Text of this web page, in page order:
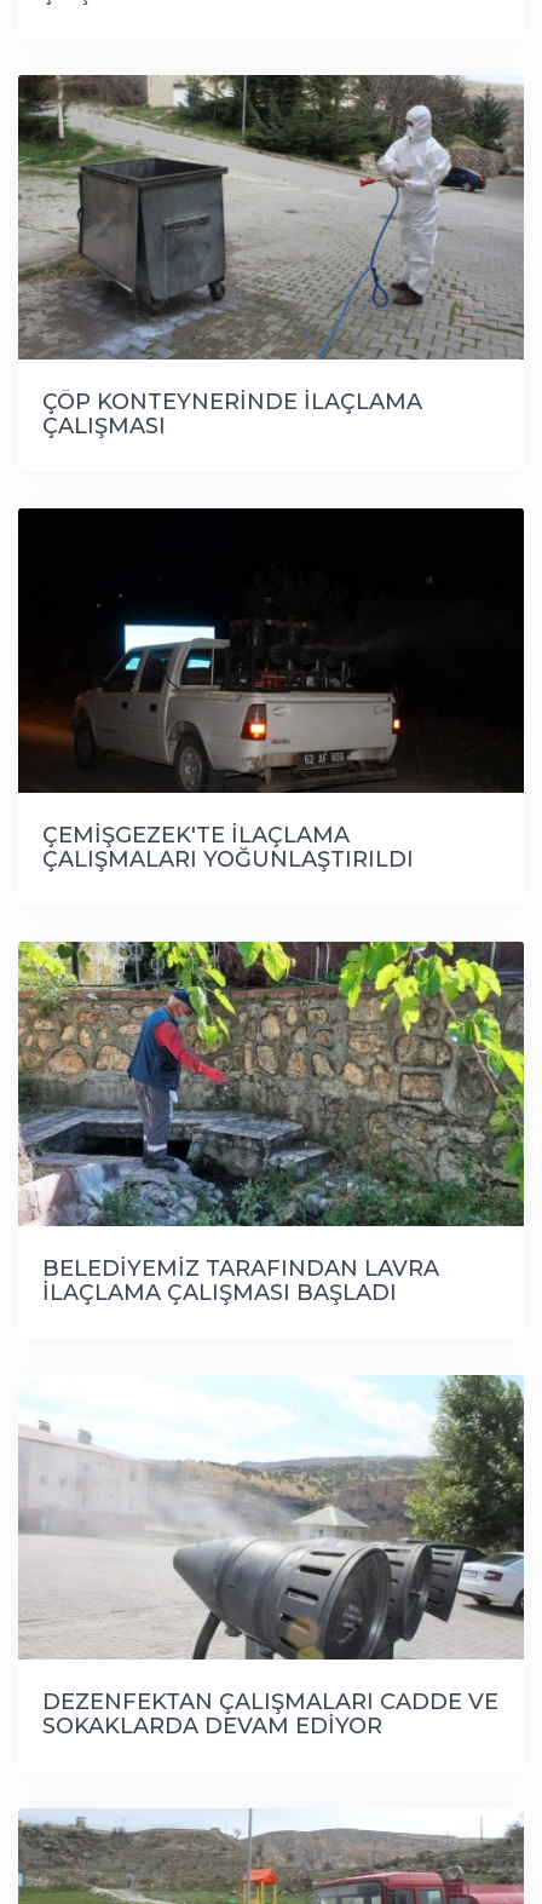
ÇÖP KONTEYNERİNDE İLAÇLAMA
ÇALIŞMASI
ÇEMİŞGEZEK'TE İLAÇLAMA
ÇALIŞMALARI YOĞUNLAŞTIRILDI
BELEDİYEMİZ TARAFINDAN LAVRA
İLAÇLAMA ÇALIŞMASI BAŞLADI
DEZENFEKTAN ÇALIŞMALARI CADDE VE
SOKAKLARDA DEVAM EDİYOR